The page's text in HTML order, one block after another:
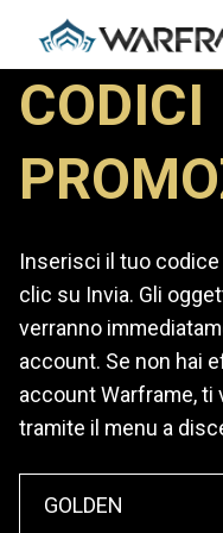
CODICI
Inserisci il tuo
clic su Invia. Gli
verranno
account. Se non hai
account Warframe,
tramite il menu a